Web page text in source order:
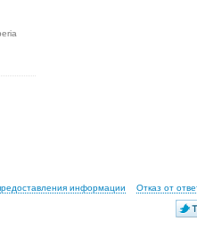
информации Отказ от